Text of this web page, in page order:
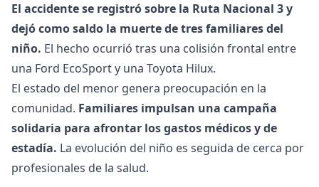
El accidente se registró sobre la Ruta Nacional 3 y
dejó como saldo la muerte de tres familiares del
niño. El hecho ocurrió tras una colisión frontal entre
una Ford EcoSport y una Toyota Hilux.
El estado del menor genera preocupación en la
comunidad. Familiares impulsan una campaña
solidaria para afrontar los gastos médicos y de
estadía. La evolución del niño es seguida de cerca por
profesionales de la salud.